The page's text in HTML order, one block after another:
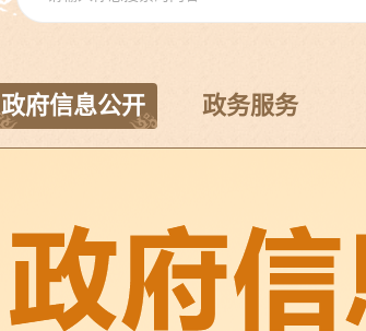
政府信息公开 政务服务